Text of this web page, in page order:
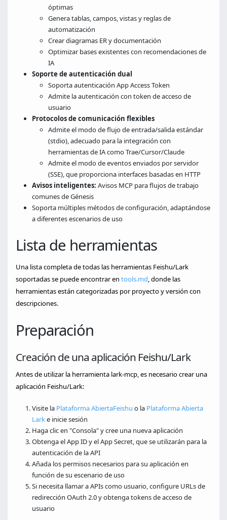
óptimas
Genera tablas, campos, vistas y reglas de
automatización
Crear diagramas ER y documentación
Optimizar bases existentes con recomendaciones de
IA
Soporte de autenticación dual
Soporta autenticación App Access Token
Admite la autenticación con token de acceso de
usuario
Protocolos de comunicación flexibles
Admite el modo de flujo de entrada/salida estándar
(stdio), adecuado para la integración con
herramientas de IA como Trae/Cursor/Claude
Admite el modo de eventos enviados por servidor
(SSE), que proporciona interfaces basadas en HTTP
Avisos inteligentes: Avisos MCP para flujos de trabajo
comunes de Génesis
Soporta múltiples métodos de configuración, adaptándose
a diferentes escenarios de uso
Lista de herramientas
Una lista completa de todas las herramientas Feishu/Lark
soportadas se puede encontrar en tools.md, donde las
herramientas están categorizadas por proyecto y versión con
descripciones.
Preparación
Creación de una aplicación Feishu/Lark
Antes de utilizar la herramienta lark-mcp, es necesario crear una
aplicación Feishu/Lark:
Visite la Plataforma AbiertaFeishu o la Plataforma Abierta
Larke inicie sesión
Haga clic en "Consola" y cree una nueva aplicación
Obtenga el App ID y el App Secret, que se utilizarán para la
autenticación de la API
Añada los permisos necesarios para su aplicación en
función de su escenario de uso
Si necesita llamar a APIs como usuario, configure URLs de
redirección OAuth 2.0 y obtenga tokens de acceso de
usuario